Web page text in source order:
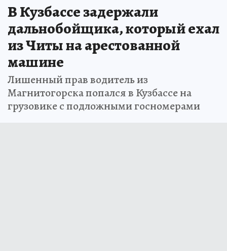
В Кузбассе задержали
дальнобойщика, который ехал
из Читы на арестованной
машине
Лишенный прав водитель из
Магнитогорска попался в Кузбассе на
грузовике с подложными госномерами